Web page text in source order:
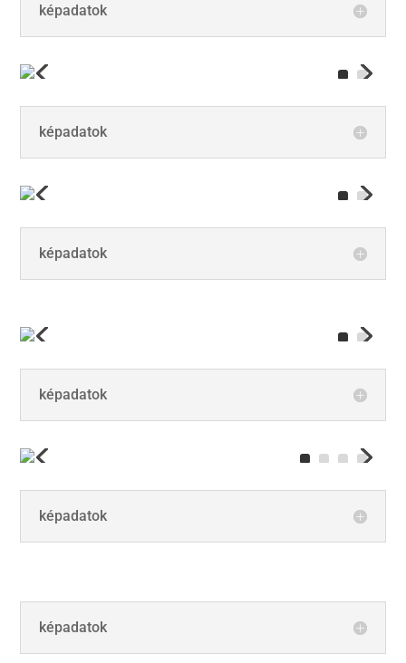
képadatok
képadatok
képadatok
képadatok
képadatok
képadatok